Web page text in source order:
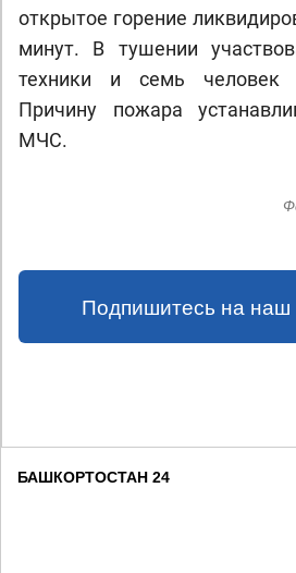
открытое горение
минут. В тушении
техники и семь человек
Причину пожара
МЧС.
Подпишитесь на наш
БАШКОРТОСТАН 24